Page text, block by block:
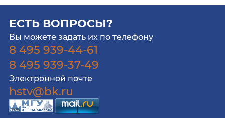
ЕСТЬ ВОПРОСЫ?
Вы можете задать их по телефону
8 495 939-44-61
8 495 939-37-49
Электронной почте
hstv@bk.ru